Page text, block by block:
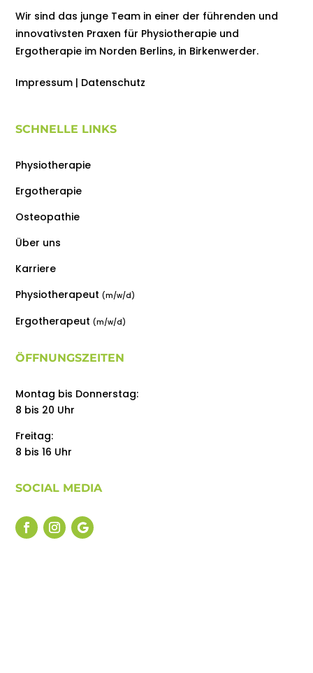
Wir sind das junge Team in einer der führenden und
innovativsten Praxen für Physiotherapie und
Ergotherapie im Norden Berlins, in Birkenwerder.
Impressum | Datenschutz
SCHNELLE LINKS
Physiotherapie
Ergotherapie
Osteopathie
Über uns
Karriere
Physiotherapeut(m/w/d)
Ergotherapeut(m/w/d)
ÖFFNUNGSZEITEN
Montag bis Donnerstag:
8 bis 20 Uhr
Freitag:
8 bis 16 Uhr
SOCIAL MEDIA